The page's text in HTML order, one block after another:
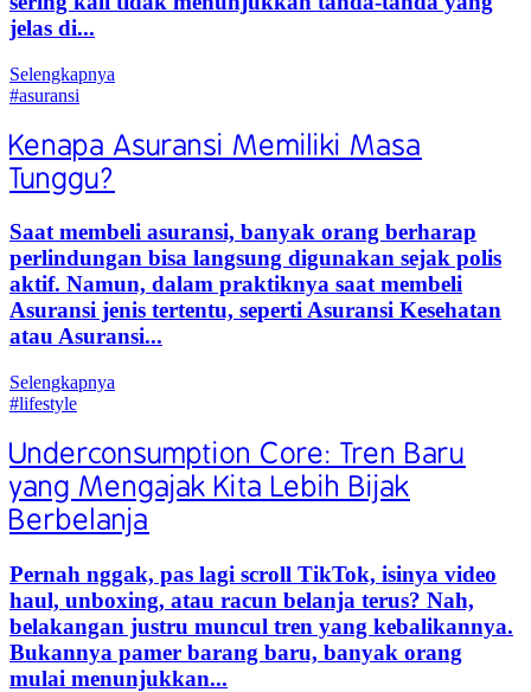
jelas di...
Selengkapnya
#asuransi
Kenapa Asuransi Memiliki Masa
Tunggu?
Saat membeli asuransi, banyak orang berharap
perlindungan bisa langsung digunakan sejak polis
aktif. Namun, dalam praktiknya saat membeli
Asuransi jenis tertentu, seperti Asuransi Kesehatan
atau Asuransi...
Selengkapnya
#lifestyle
Underconsumption Core: Tren Baru
yang Mengajak Kita Lebih Bijak
Berbelanja
Pernah nggak, pas lagi scroll TikTok, isinya video
haul, unboxing, atau racun belanja terus? Nah,
belakangan justru muncul tren yang kebalikannya.
Bukannya pamer barang baru, banyak orang
mulai menunjukkan...